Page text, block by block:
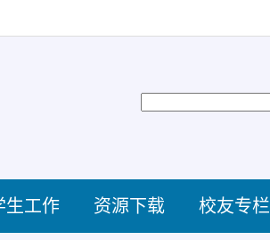
工作 资源下载 校友专栏